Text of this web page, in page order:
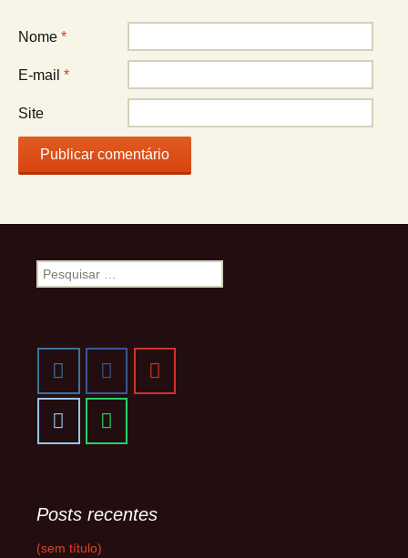
Nome *
E-mail *
Site
Pesquisar
por:
Posts recentes
(sem título)